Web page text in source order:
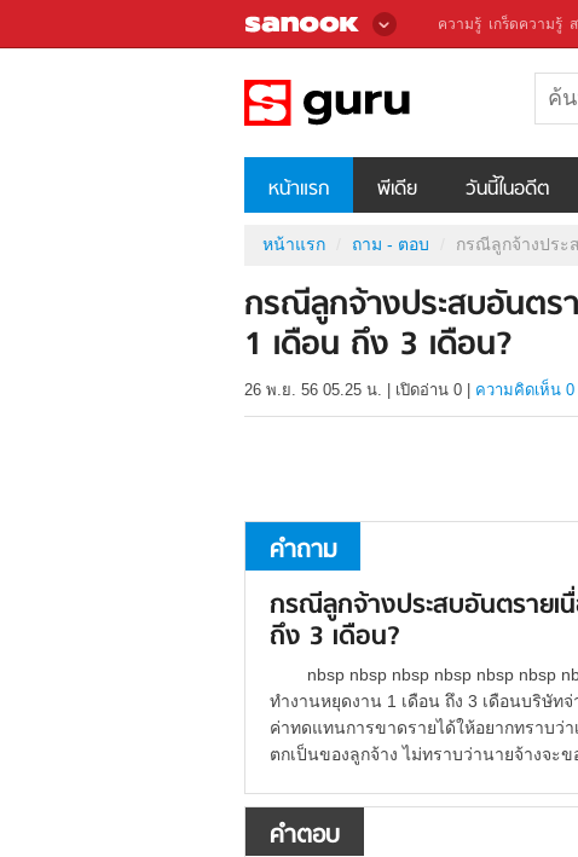
ความรู้ เกร็ดความรู้
หน้าแรก พีเดีย วันนี้ในอดีต
หน้าแรก ถาม - ตอบ กรณีลูกจ้างประ
กรณีลูกจ้างประสบอันตร
1 เดือน ถึง 3 เดือน?
26 พ.ย. 56 05.25 น. เปิดอ่าน 0 ความคิดเห็น 0
คำถาม
กรณีลูกจ้างประสบอันตรายเ
ถึง 3 เดือน?
nbsp nbsp nbsp nbsp nbsp nbsp
ทำงานหยุดงาน 1 เดือน ถึง 3 เดือนบริษัท
ค่าทดแทนการขาดรายได้ให้อยากทราบว่
ตกเป็นของลูกจ้าง ไม่ทราบว่านายจ้างจะ
คำตอบ